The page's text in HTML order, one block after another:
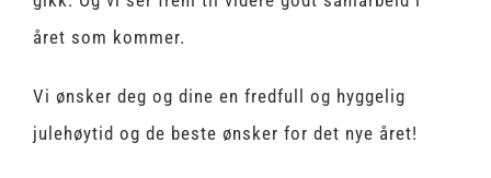
året som kommer.
Vi ønsker deg og dine en fredfull og hyggelig
julehøytid og de beste ønsker for det nye året!